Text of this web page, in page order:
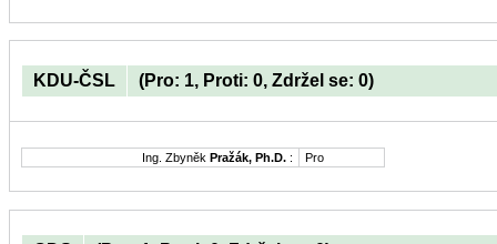
KDU-ČSL (Pro: 1, Proti: 0, Zdržel se: 0)
Ing. Zbyněk Pražák, Ph.D. : Pro